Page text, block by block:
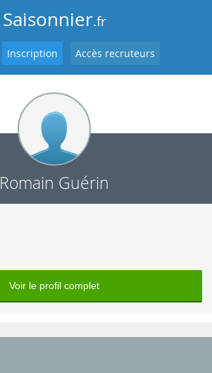
Saisonnier.fr
Inscription Accès recruteurs
Romain Guérin
Voir le profil complet